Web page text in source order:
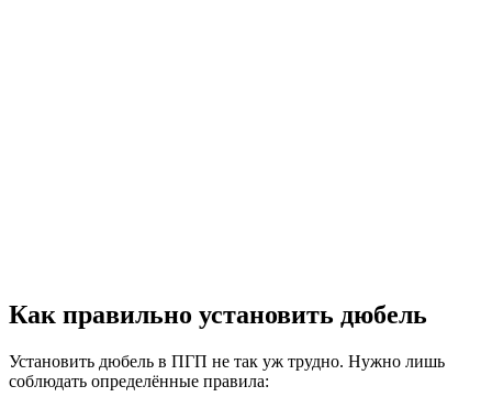
Как правильно установить дюбель
Установить дюбель в ПГП не так уж трудно. Нужно лишь
соблюдать определённые правила: